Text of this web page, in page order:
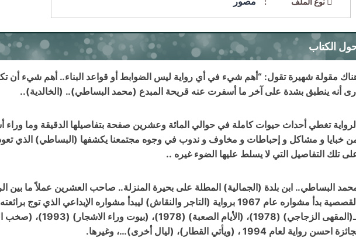
الكتاب
مقولة شهيرة تقول: “أهم شيء في أي رواية ليس الضوابط أو قواعد البناء.. أهم شيء أن
أنه ينطبق بشدة على آخر ما أسفرت عنه قريحة المبدع (محمد البساطي).. (الخالدية)..
تغطي أحداث حيوات كاملة في حوالي المائة وعشرين صفحة بتفاصيلها الدقيقة وما وراء
خبايا و مشاكل و إحباطات و مخاوف و ندوب في وجوه مجتمعنا يكشفها (البساطي) الذي
تلك التفاصيل التي لا يسلط عليها الضوء غيره ..
البساطي.. ابن بلدة (الجمالية) المطلة على بحيرة المنزلة.. صاحب العشرين عملاً ما بين
القصصية بدأ مشواره عام 1967 برواية (التاجر والنقاش) ليبدأ مشواره الإبداعي الذي توج
بـ(المقهى الزجاجي) (1978)، (الأيام
احسن رواية لعام 1994 ، (ويأتي القطار)، (ليال أخرى)…، وغيرها.